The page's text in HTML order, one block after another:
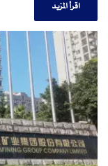
اقرأ المزيد